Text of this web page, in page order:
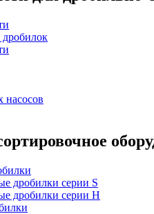
дробилок
насосов
дробилки серии S
дробилки серии H